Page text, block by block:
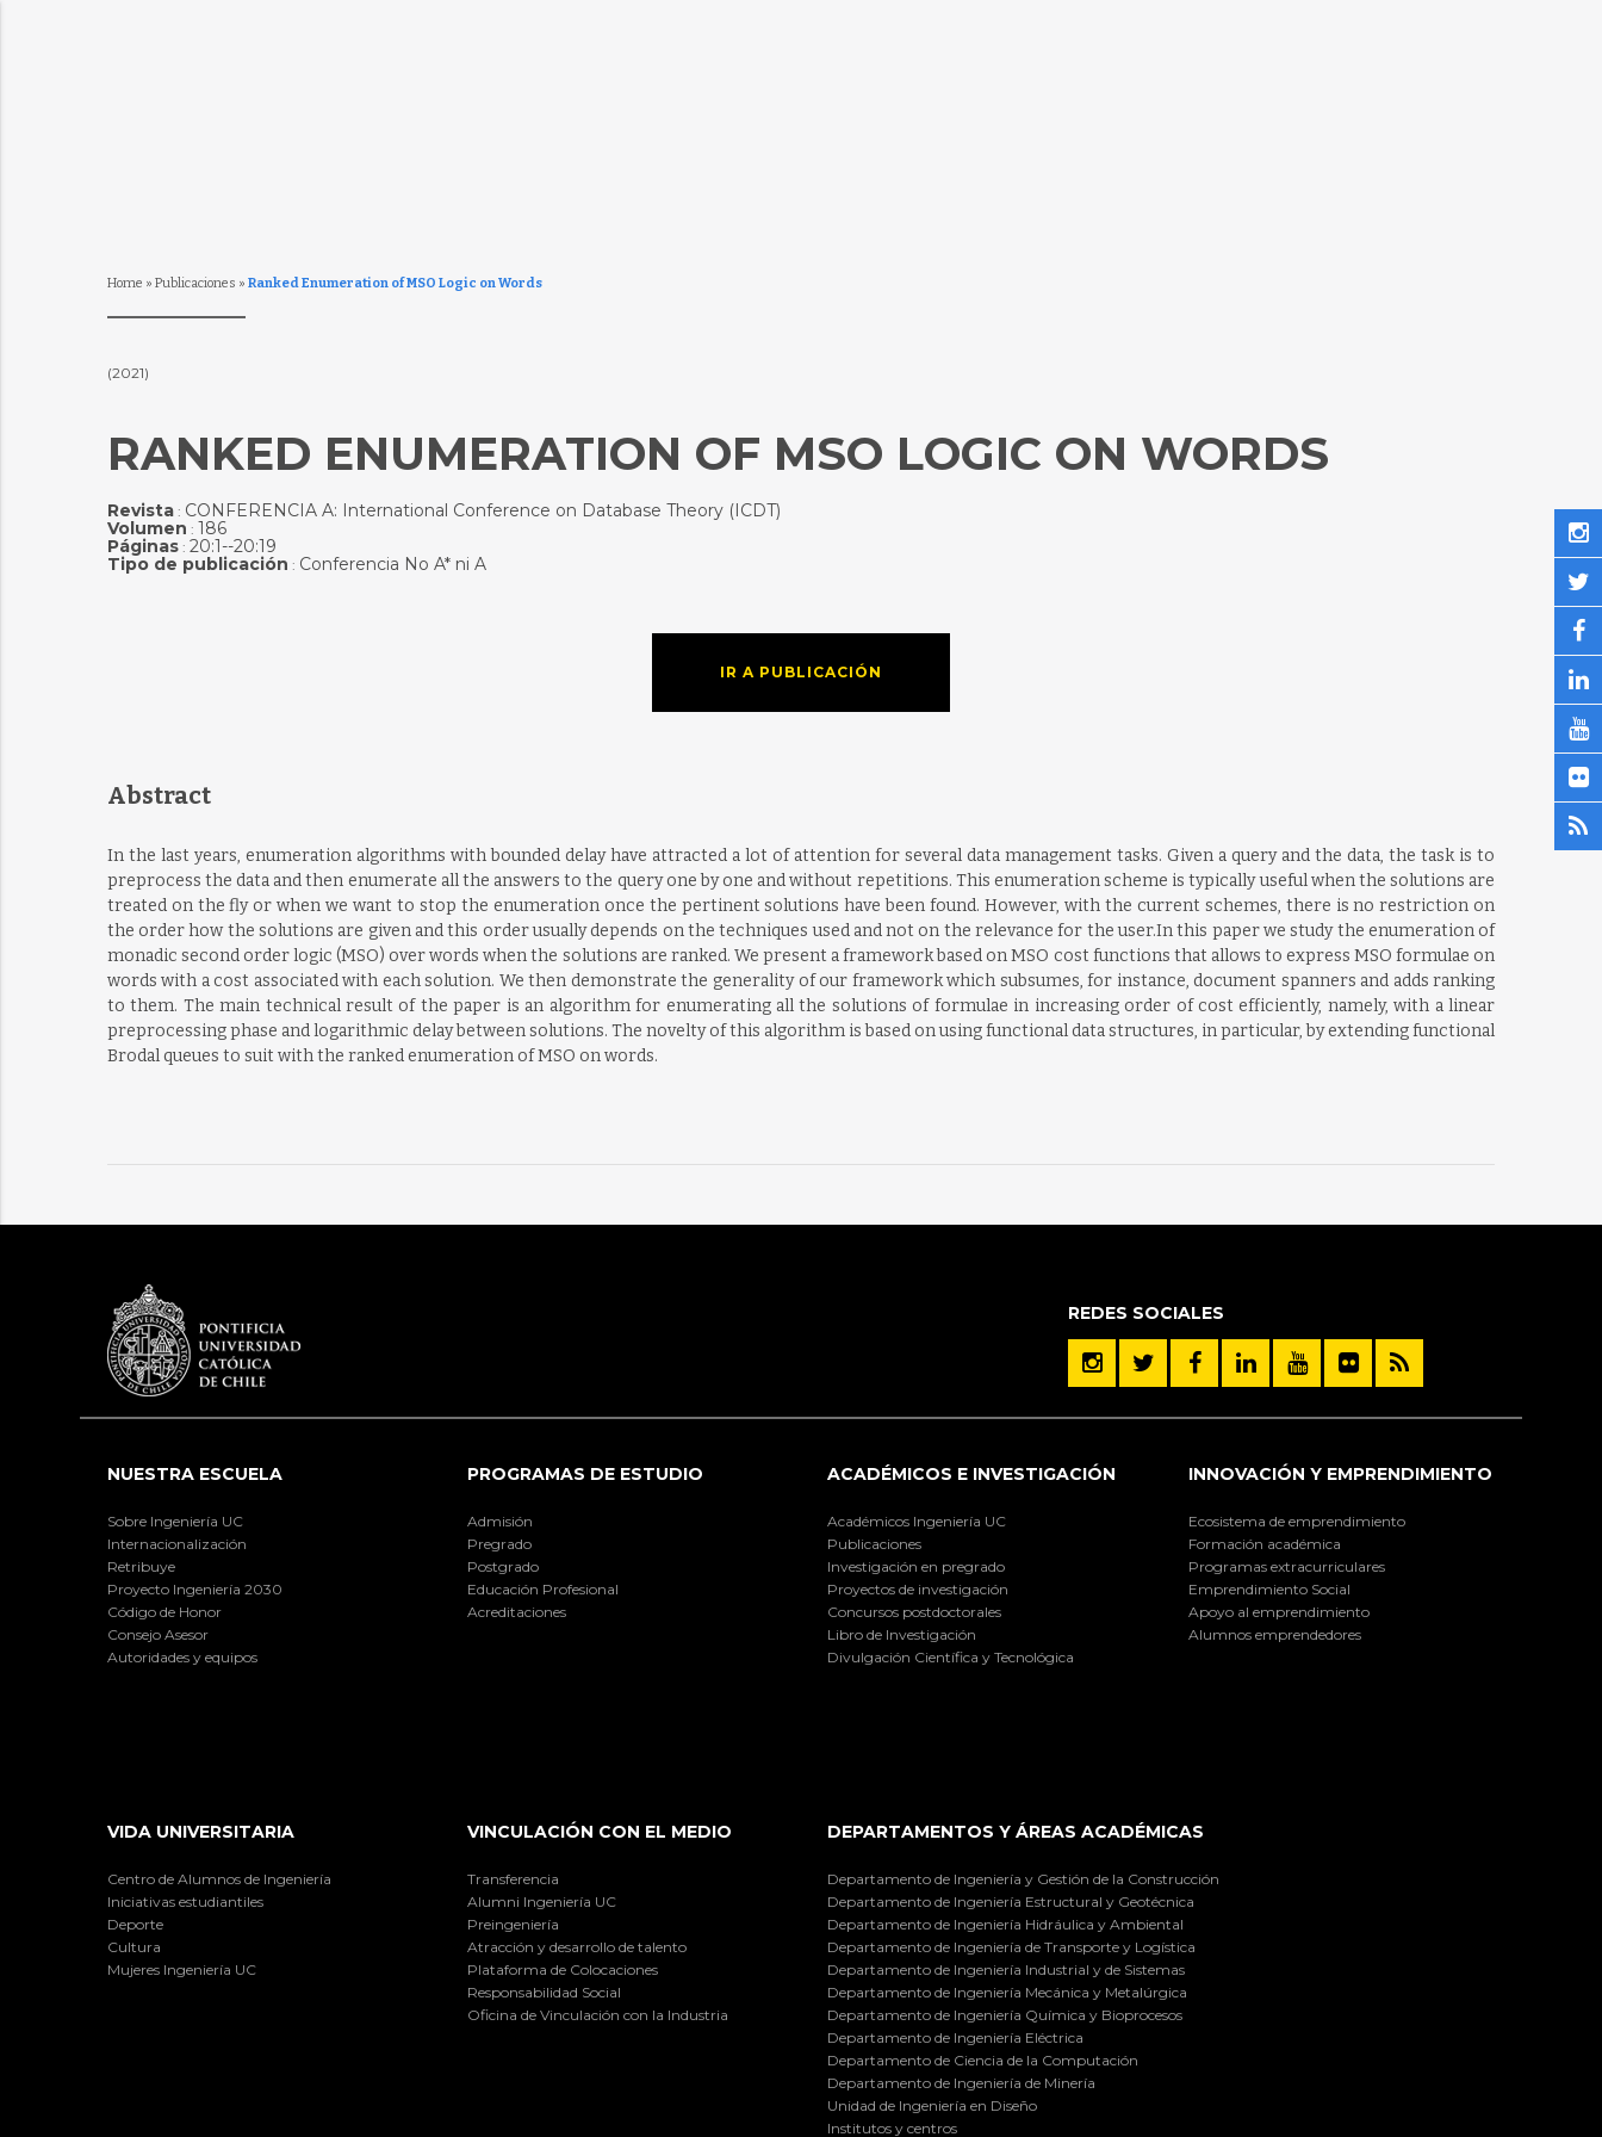
Home » Publicaciones » Ranked Enumeration of MSO Logic on Words
(2021)
RANKED ENUMERATION OF MSO LOGIC ON WORDS
Revista: CONFERENCIA A: International Conference on Database Theory (ICDT)
Volumen : 186
Páginas: 20:1--20:19
Tipo de publicación : Conferencia No A* ni A
IR A PUBLICACIÓN
Abstract
In the last years, enumeration algorithms with bounded delay have attracted a lot of attention for several data management tasks. Given a query and the data, the task is to
preprocess the data and then enumerate all the answers to the query one by one and without repetitions. This enumeration scheme is typically useful when the solutions are
treated on the fly or when we want to stop the enumeration once the pertinent solutions have been found. However, with the current schemes, there is no restriction on
the order how the solutions are given and this order usually depends on the techniques used and not on the relevance for the user.In this paper we study the enumeration of
monadic second order logic (MSO) over words when the solutions are ranked. We present a framework based on MSO cost functions that allows to express MSO formulae on
words with a cost associated with each solution. We then demonstrate the generality of our framework which subsumes, for instance, document spanners and adds ranking
to them. The main technical result of the paper is an algorithm for enumerating all the solutions of formulae in increasing order of cost efficiently, namely, with a linear
preprocessing phase and logarithmic delay between solutions. The novelty of this algorithm is based on using functional data structures, in particular, by extending functional
Brodal queues to suit with the ranked enumeration of MSO on words.
REDES SOCIALES
NUESTRA ESCUELA
Sobre Ingeniería UC
Internacionalización
Retribuye
Proyecto Ingeniería 2030
Código de Honor
Consejo Asesor
Autoridades y equipos
PROGRAMAS DE ESTUDIO
Admisión
Pregrado
Postgrado
Educación Profesional
Acreditaciones
ACADÉMICOS E INVESTIGACIÓN
Académicos Ingeniería UC
Publicaciones
Investigación en pregrado
Proyectos de investigación
Concursos postdoctorales
Libro de Investigación
Divulgación Científica y Tecnológica
INNOVACIÓN Y EMPRENDIMIENTO
Ecosistema de emprendimiento
Formación académica
Programas extracurriculares
Emprendimiento Social
Apoyo al emprendimiento
Alumnos emprendedores
VIDA UNIVERSITARIA
Centro de Alumnos de Ingeniería
Iniciativas estudiantiles
Deporte
Cultura
Mujeres Ingeniería UC
VINCULACIÓN CON EL MEDIO
Transferencia
Alumni Ingeniería UC
Preingeniería
Atracción y desarrollo de talento
Plataforma de Colocaciones
Responsabilidad Social
Oficina de Vinculación con la Industria
DEPARTAMENTOS Y ÁREAS ACADÉMICAS
Departamento de Ingeniería y Gestión de la Construcción
Departamento de Ingeniería Estructural y Geotécnica
Departamento de Ingeniería Hidráulica y Ambiental
Departamento de Ingeniería de Transporte y Logística
Departamento de Ingeniería Industrial y de Sistemas
Departamento de Ingeniería Mecánica y Metalúrgica
Departamento de Ingeniería Química y Bioprocesos
Departamento de Ingeniería Eléctrica
Departamento de Ciencia de la Computación
Departamento de Ingeniería de Minería
Unidad de Ingeniería en Diseño
Institutos y centros